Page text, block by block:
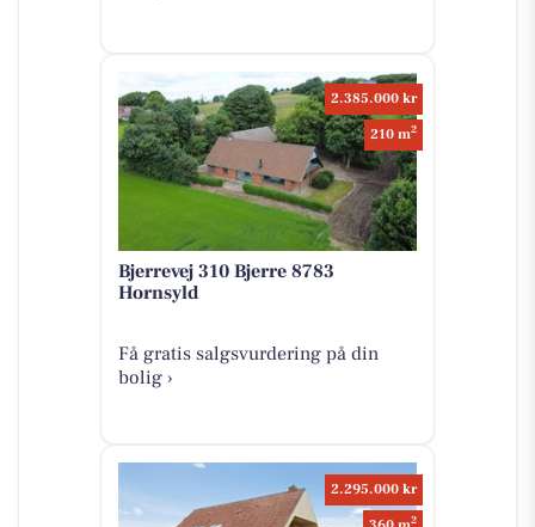
2.385.000 kr
210 m2
Bjerrevej 310 Bjerre 8783
Hornsyld
Få gratis salgsvurdering på din
bolig ›
2.295.000 kr
2